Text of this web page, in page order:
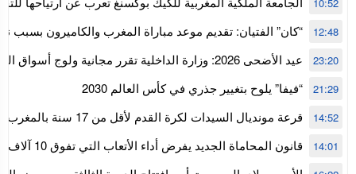
للمجلس الأعلى للحسابات
“كان” الفتيان: تقديم موعد مباراة المغرب والكاميرون بسبب
إفريقيا
12:48
عيد الأضحى 2026: وزارة الداخلية تقرر مجانية ولوج
استنفار” لتنظيمها
23:20
“فيفا” يلوح بتغيير جذري في كأس العالم 2030 21:29
قرعة مونديال السيدات لكرة
المستوى الأول
14:52
قانون المحاماة الجديد يفرض أداء الأتعاب التي تفوق 10 آلاف درهم بالشيك 14:01